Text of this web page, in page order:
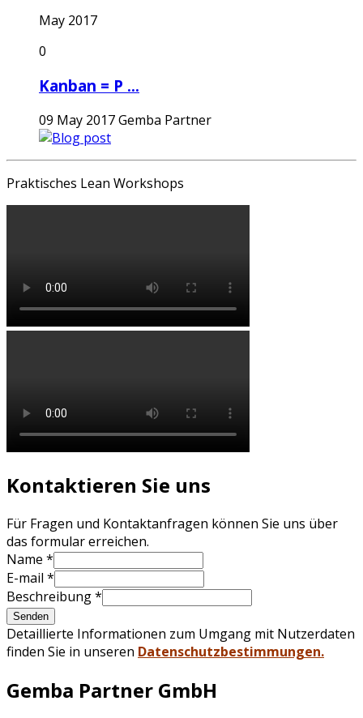
May 2017
0
Kanban = P ...
09 May 2017Gemba Partner
Praktisches Lean Workshops
Kontaktieren Sie uns
Für Fragen und Kontaktanfragen können Sie uns über
das formular erreichen.
Name *
E-mail *
Beschreibung*
Senden
Detaillierte Informationen zum Umgang mit Nutzerdaten
finden Sie in unseren Datenschutzbestimmungen.
Gemba Partner GmbH